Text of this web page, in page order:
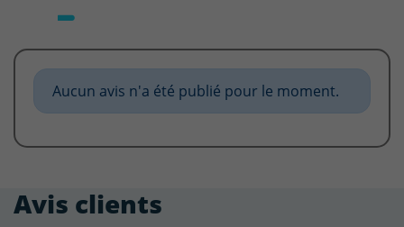
Aucun avis n'a été publié pour le moment.
Avis clients